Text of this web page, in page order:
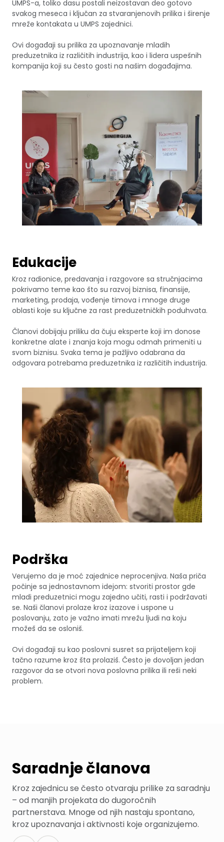
UMPS-a, toliko dasu postali neizostavan deo gotovo
svakog meseca i ključan za stvaranjenovih prilika i širenje
mreže kontakata u UMPS zajednici.
Ovi događaji su prilika za upoznavanje mladih
preduzetnika iz različitih industrija, kao i lidera uspešnih
kompanija koji su često gosti na našim događajima.
Edukacije
Kroz radionice, predavanja i razgovore sa stručnjacima
pokrivamo teme kao što su razvoj biznisa, finansije,
marketing, prodaja, vođenje timova i mnoge druge
oblasti koje su ključne za rast preduzetničkih poduhvata.
Članovi dobijaju priliku da čuju eksperte koji im donose
konkretne alate i znanja koja mogu odmah primeniti u
svom biznisu. Svaka tema je pažljivo odabrana da
odgovara potrebama preduzetnika iz različitih industrija.
Podrška
Verujemo da je moć zajednice neprocenjiva. Naša priča
počinje sa jednostavnom idejom: stvoriti prostor gde
mladi preduzetnici mogu zajedno učiti, rasti i podržavati
se. Naši članovi prolaze kroz izazove i uspone u
poslovanju, zato je važno imati mrežu ljudi na koju
možeš da se osloniš.
Ovi događaji su kao poslovni susret sa prijateljem koji
tačno razume kroz šta prolaziš. Često je dovoljan jedan
razgovor da se otvori nova poslovna prilika ili reši neki
problem.
Saradnje članova
Kroz zajednicu se često otvaraju prilike za saradnju
– od manjih projekata do dugoročnih
partnerstava. Mnoge od njih nastaju spontano,
kroz upoznavanja i aktivnosti koje organizujemo.